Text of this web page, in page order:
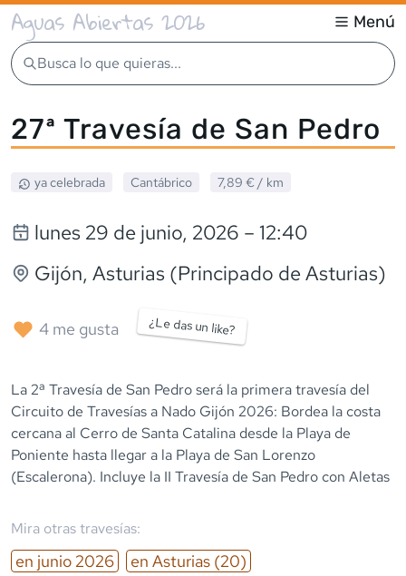
Aguas Abiertas 2026 Menú
Busca lo que quieras...
27ª Travesía de San Pedro
ya celebrada Cantábrico 7,89 € / km
lunes 29 de junio, 2026 – 12:40
Gijón, Asturias (Principado de Asturias)
4 me gusta ¿Le das un like?
La 2ª Travesía de San Pedro será la primera travesía del
Circuito de Travesías a Nado Gijón 2026: Bordea la costa
cercana al Cerro de Santa Catalina desde la Playa de
Poniente hasta llegar a la Playa de San Lorenzo
(Escalerona). Incluye la II Travesía de San Pedro con Aletas
Mira otras travesías:
en junio 2026 en Asturias (20)